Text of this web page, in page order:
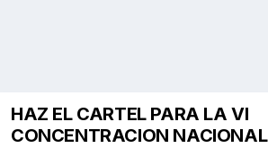
HAZ EL CARTEL PARA LA VI
CONCENTRACION